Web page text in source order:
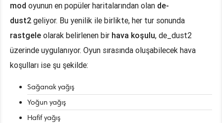
mod oyunun en popüler haritalarından olan de-
dust2geliyor. Bu yenilik ile birlikte, her tur sonunda
rastgele olarak belirlenen bir hava koşulu, de_dust2
üzerinde uygulanıyor. Oyun sırasında oluşabilecek hava
koşulları ise şu şekilde:
Sağanak yağış
Yoğun yağış
Hafif yağış